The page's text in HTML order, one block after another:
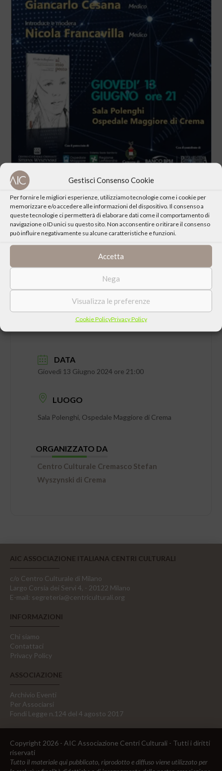
Gestisci Consenso Cookie
Per fornire le migliori esperienze, utilizziamo tecnologie come i cookie per
memorizzare e/o accedere alle informazioni del dispositivo. Il consenso a
queste tecnologie ci permetterà di elaborare dati come il comportamento di
navigazione o ID unici su questo sito. Non acconsentire o ritirare il consenso
può influire negativamente su alcune caratteristiche e funzioni.
Accetta
Nega
Visualizza le preferenze
Cookie PolicyPrivacy Policy
CONDIVIDI QUESTO EVENTO
DATA
Giovedì 13 Giugno 2024 ore 21:00
LUOGO
Sala Polenghi, Ospedale Maggiore di Crema
ORGANIZZATO DA
Centro Culturale Cremasco Stefan
Wyszynski di Crema
AIC ASSOCIAZIONE ITALIANA CENTRI CULTURALI
c/o Centro Culturale di Milano
Largo Corsia dei Servi 4, - 20122 Milano
E-mail: segreteria@centriculturali.org
INFORMAZIONI
Chi siamo
Contattaci
Privacy Policy
ASSOCIAZIONE
Archivio Eventi
Per Associarsi
Fondi Legge n.124 del 4 agosto 2017
Copyright 2026 - AIC Associazione Centri Culturali - Tutti i diritti
riservati
Tutto il materiale qui pubblicato, riprodotto e diffuso viene utilizzato per